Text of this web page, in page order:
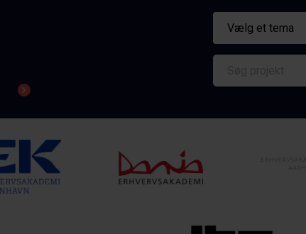
Vælg et tema